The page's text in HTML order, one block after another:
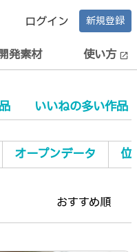
ログイン 新規登録
発素材 使い方 open_in_new
いいねの多い作品
オープンデータ 位
おすすめ順